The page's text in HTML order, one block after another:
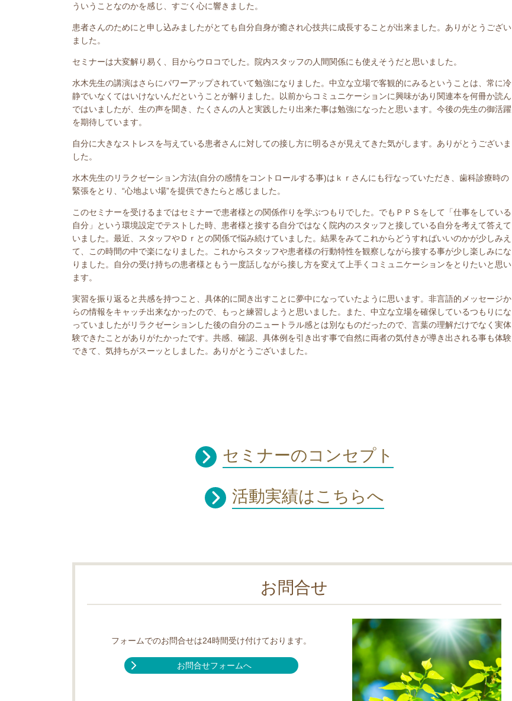
ういうことなのかを感じ、すごく心に響きました。
患者さんのためにと申し込みましたがとても自分自身が癒され心技共に成長することが出来ました。ありがとうござい
ました。
セミナーは大変解り易く、目からウロコでした。院内スタッフの人間関係にも使えそうだと思いました。
水木先生の講演はさらにパワーアップされていて勉強になりました。中立な立場で客観的にみるということは、常に冷
静でいなくてはいけないんだということが解りました。以前からコミュニケーションに興味があり関連本を何冊か読ん
ではいましたが、生の声を聞き、たくさんの人と実践したり出来た事は勉強になったと思います。今後の先生の御活躍
を期待しています。
自分に大きなストレスを与えている患者さんに対しての接し方に明るさが見えてきた気がします。ありがとうございま
した。
水木先生のリラクゼーション方法(自分の感情をコントロールする事)はｋｒさんにも行なっていただき、歯科診療時の
緊張をとり、“心地よい場”を提供できたらと感じました。
このセミナーを受けるまではセミナーで患者様との関係作りを学ぶつもりでした。でもＰＰＳをして「仕事をしている
自分」という環境設定でテストした時、患者様と接する自分ではなく院内のスタッフと接している自分を考えて答えて
いました。最近、スタッフやＤｒとの関係で悩み続けていました。結果をみてこれからどうすればいいのかが少しみえ
て、この時間の中で楽になりました。これからスタッフや患者様の行動特性を観察しながら接する事が少し楽しみにな
りました。自分の受け持ちの患者様ともう一度話しながら接し方を変えて上手くコミュニケーションをとりたいと思い
ます。
実習を振り返ると共感を持つこと、具体的に聞き出すことに夢中になっていたように思います。非言語的メッセージか
らの情報をキャッチ出来なかったので、もっと練習しようと思いました。また、中立な立場を確保しているつもりにな
っていましたがリラクゼーションした後の自分のニュートラル感とは別なものだったので、言葉の理解だけでなく実体
験できたことがありがたかったです。共感、確認、具体例を引き出す事で自然に両者の気付きが導き出される事も体験
できて、気持ちがスーッとしました。ありがとうございました。
セミナーのコンセプト
活動実績はこちらへ
お問合せ
フォームでのお問合せは24時間受け付けております。
お問合せフォームへ